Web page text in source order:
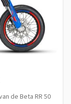
frame •
voor
•
Comfortabel
de Beta RR 50